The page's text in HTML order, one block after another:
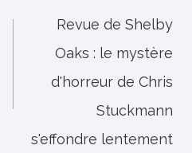
Revue de Shelby
Oaks : le mystère
d'horreur de Chris
Stuckmann
s'effondre lentement